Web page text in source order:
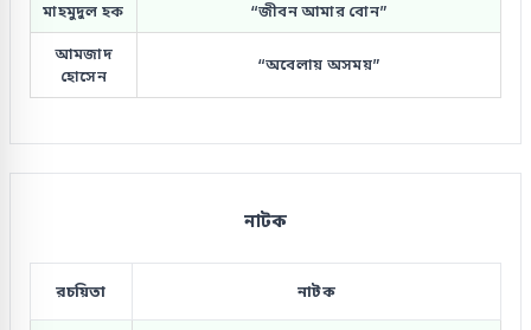
মাহমুদুল হক “জীবন আমার বোন”
আমজাদ
হোসেন
“অবেলায় অসময়”
নাটক
রচয়িতা নাটক